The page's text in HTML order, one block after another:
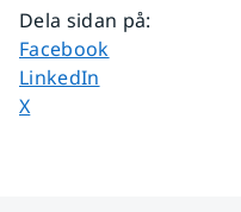
Dela sidan på:
Dela sidan på
Facebook
Dela sidan på
LinkedIn
Dela sidan på
X